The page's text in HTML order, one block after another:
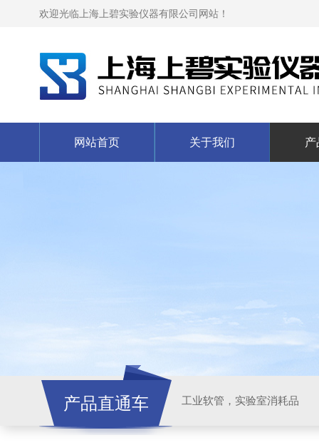
欢迎光临上海上碧实验仪器有限公司网站！
网站首页 关于我们 产
产品直通车 工业软管，实验室消耗品